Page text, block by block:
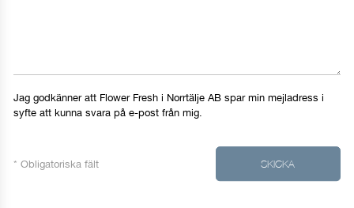
Jag godkänner att Flower Fresh i Norrtälje AB spar min mejladress i
syfte att kunna svara på e-post från mig.
* Obligatoriska fält